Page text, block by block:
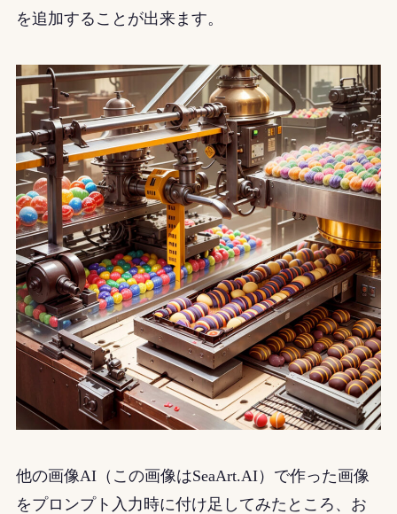
を追加することが出来ます。
他の画像AI（この画像はSeaArt.AI）で作った画像
をプロンプト入力時に付け足してみたところ、お